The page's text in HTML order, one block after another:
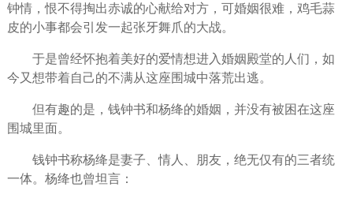
钟情，恨不得掏出赤诚的心献给对方，可婚姻很难，鸡毛蒜
皮的小事都会引发一起张牙舞爪的大战。
于是曾经怀抱着美好的爱情想进入婚姻殿堂的人们，如
今又想带着自己的不满从这座围城中落荒出逃。
但有趣的是，钱钟书和杨绛的婚姻，并没有被困在这座
围城里面。
钱钟书称杨绛是妻子、情人、 朋友 ，绝无仅有的三者统
一体。杨绛也曾坦言：